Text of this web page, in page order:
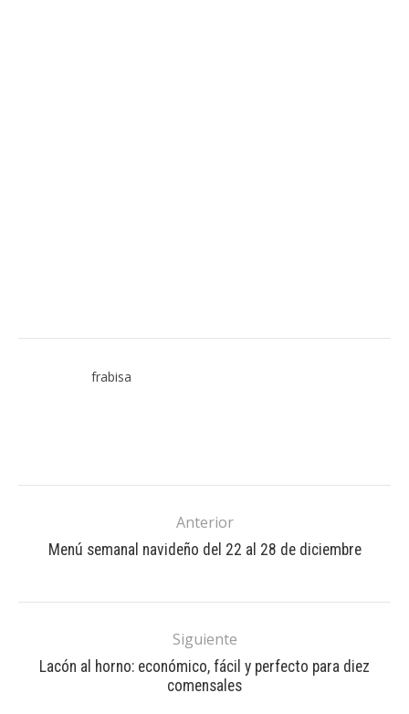
frabisa
Anterior
Menú semanal navideño del 22 al 28 de diciembre
Siguiente
Lacón al horno: económico, fácil y perfecto para diez
comensales